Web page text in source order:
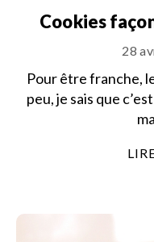
Cookies
28
Pour être franche,
peu, je sais que